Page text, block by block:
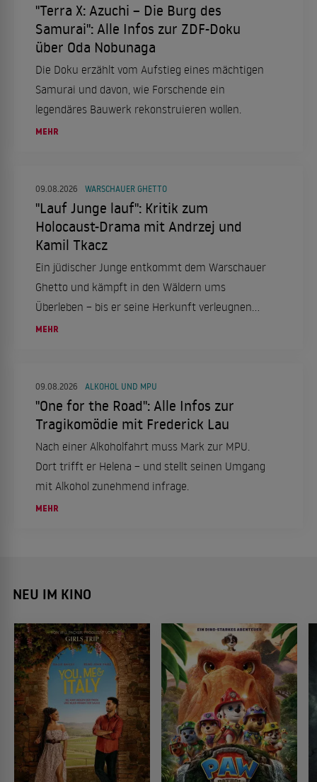
"Terra X: Azuchi – Die Burg des
Samurai": Alle Infos zur ZDF-Doku
über Oda Nobunaga
Die Doku erzählt vom Aufstieg eines mächtigen
Samurai und davon, wie Forschende ein
legendäres Bauwerk rekonstruieren wollen.
MEHR
09.08.2026 WARSCHAUER GHETTO
"Lauf Junge lauf": Kritik zum
Holocaust-Drama mit Andrzej und
Kamil Tkacz
Ein jüdischer Junge entkommt dem Warschauer
Ghetto und kämpft in den Wäldern ums
Überleben – bis er seine Herkunft verleugnen
soll.
MEHR
09.08.2026 ALKOHOL UND MPU
"One for the Road": Alle Infos zur
Tragikomödie mit Frederick Lau
Nach einer Alkoholfahrt muss Mark zur MPU.
Dort trifft er Helena – und stellt seinen Umgang
mit Alkohol zunehmend infrage.
MEHR
NEU IM KINO